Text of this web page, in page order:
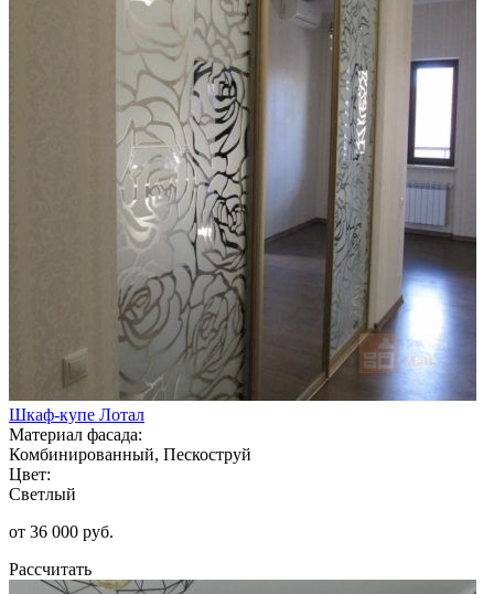
Шкаф-купе Лотал
Материал фасада:
Комбинированный, Пескоструй
Цвет:
Светлый
от 36 000 руб.
Рассчитать